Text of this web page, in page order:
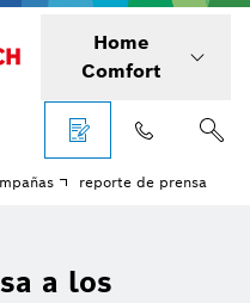
Home
Comfort
reporte de prensa
a los